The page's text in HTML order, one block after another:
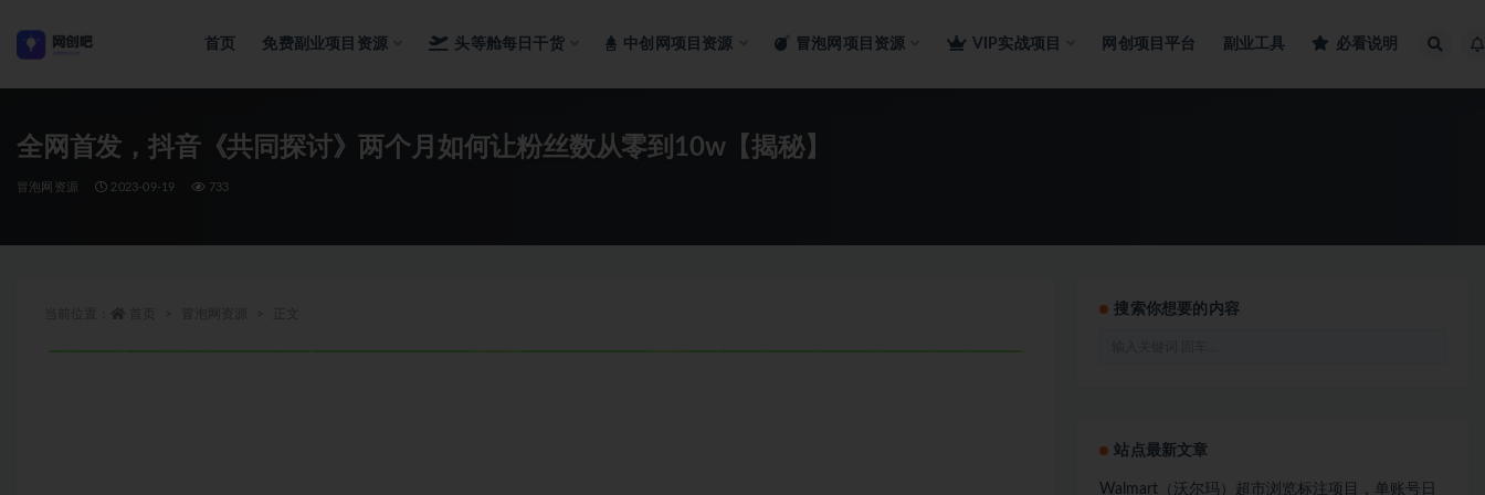
首页 免费副业项目资源 头等舱每日干货 中创网项目资源 冒泡网项目资源 VIP实战项目 网创项目平台 副业工具 必看说明
全网首发，抖音《共同探讨》两个月如何让粉丝数从零到10w【揭秘】
冒泡网资源 2023-09-19 733
搜索你想要的内容
站点最新文章
Walmart（沃尔玛）超市浏览标注项目，单账号日